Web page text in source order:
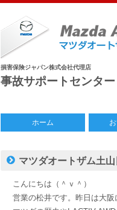
損害保険ジャパン株式会社代理店
事故サポートセンター
ホーム
マツダオートザム土山
こんにちは（＾ｖ＾）
営業の松井です。昨日は大阪